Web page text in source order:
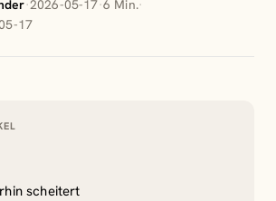
·2026-05-17·6 Min.·
17
scheitert